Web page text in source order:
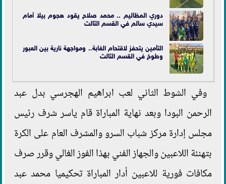
دوري المظاليم .. محمد صلاح يقود هجوم بيلا أمام
سيدي سالم في القسم الثالث
التأمين يتحفز لاقتحام الغابة.. ومواجهة نارية بين العبور
وطوخ في القسم الثالث
وفي الشوط الثاني لعب ابراهيم الهجرسي بدل عبد
الرحمن البودا وبعد نهاية المباراة قام ياسر شرف رئيس
مجلس إدارة مركز شباب السرو والمشرف العام على الكرة
بتهنئة اللاعبين والجهاز الفني بهذا الفوز الغالي وقرر صرف
مكافات فورية للاعبين أدار المباراة تحكيميا محمد عبد